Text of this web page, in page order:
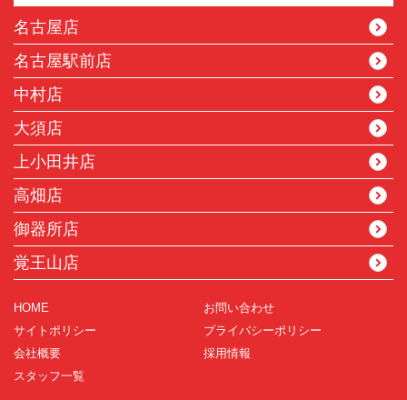
名古屋店
名古屋駅前店
中村店
大須店
上小田井店
高畑店
御器所店
覚王山店
HOME
お問い合わせ
サイトポリシー
プライバシーポリシー
会社概要
採用情報
スタッフ一覧